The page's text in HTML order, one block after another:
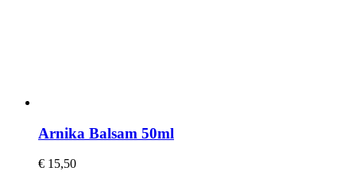
Arnika Balsam 50ml
€ 15,50